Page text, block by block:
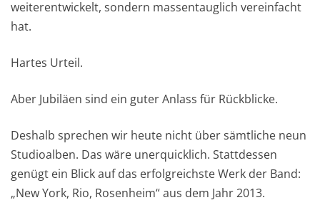
weiterentwickelt, sondern massentauglich vereinfacht
hat.
Hartes Urteil.
Aber Jubiläen sind ein guter Anlass für Rückblicke.
Deshalb sprechen wir heute nicht über sämtliche neun
Studioalben. Das wäre unerquicklich. Stattdessen
genügt ein Blick auf das erfolgreichste Werk der Band:
„New York, Rio, Rosenheim“ aus dem Jahr 2013.